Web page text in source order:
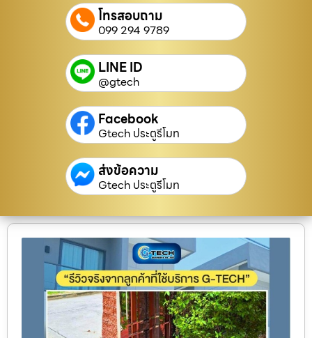
โทรสอบถาม
099 294 9789
LINE ID
@gtech
Facebook
Gtech ประตูรีโมท
ส่งข้อความ
Gtech ประตูรีโมท